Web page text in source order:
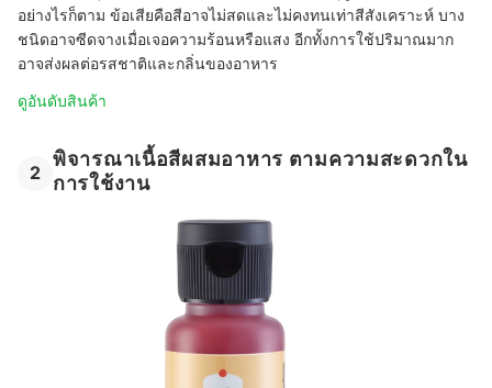
อย่างไรก็ตาม ข้อเสียคือสีอาจไม่สดและไม่คงทนเท่าสีสังเคราะห์ บาง
ชนิดอาจซีดจางเมื่อเจอความร้อนหรือแสง อีกทั้งการใช้ปริมาณมาก
อาจส่งผลต่อรสชาติและกลิ่นของอาหาร
ดูอันดับสินค้า
2
พิจารณาเนื้อสีผสมอาหาร ตามความสะดวกใน
การใช้งาน